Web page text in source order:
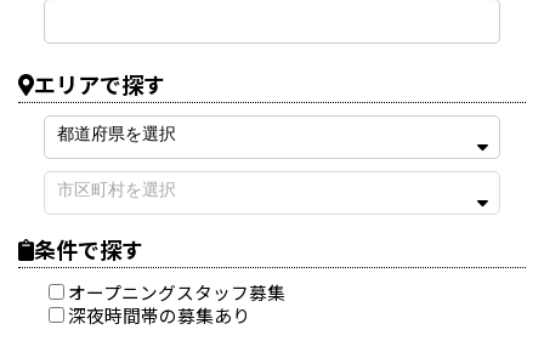
エリアで探す
条件で探す
オープニングスタッフ募集
深夜時間帯の募集あり